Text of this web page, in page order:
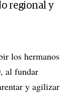
regional y
los hermanos
al fundar
y agilizar